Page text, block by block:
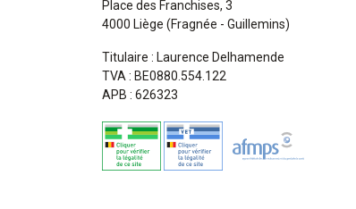
Place des Franchises, 3
4000 Liège (Fragnée - Guillemins)
Titulaire : Laurence Delhamende
TVA : BE0880.554.122
APB : 626323